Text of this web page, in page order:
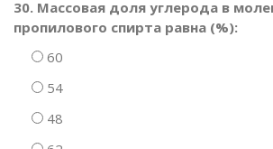
30. Массовая доля углерода в
пропилового спирта равна (%):
60
54
48